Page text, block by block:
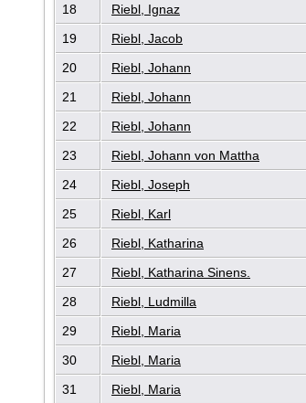
18
Riebl, Ignaz
19
Riebl, Jacob
20
Riebl, Johann
21
Riebl, Johann
22
Riebl, Johann
23
Riebl, Johann von Mattha
24
Riebl, Joseph
25
Riebl, Karl
26
Riebl, Katharina
27
Riebl, Katharina Sinens.
28
Riebl, Ludmilla
29
Riebl, Maria
30
Riebl, Maria
31
Riebl, Maria